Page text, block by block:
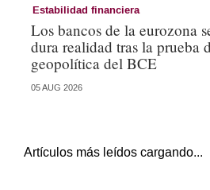
Estabilidad financiera
Los bancos de la eurozona
dura realidad tras la prueba
geopolítica del BCE
05 AUG 2026
Artículos más leídos cargando...